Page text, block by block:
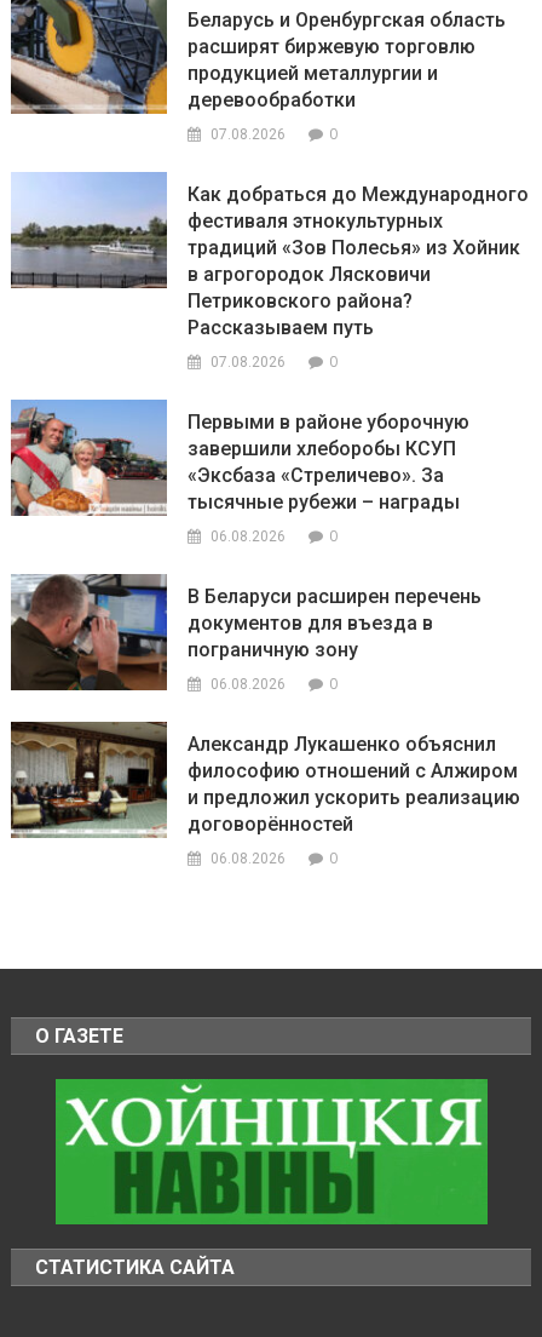
Беларусь и Оренбургская область
расширят биржевую торговлю
продукцией металлургии и
деревообработки
07.08.2026 0
Как добраться до Международного
фестиваля этнокультурных
традиций «Зов Полесья» из Хойник
в агрогородок Лясковичи
Петриковского района?
Рассказываем путь
07.08.2026 0
Первыми в районе уборочную
завершили хлеборобы КСУП
«Эксбаза «Стреличево». За
тысячные рубежи – награды
06.08.2026 0
В Беларуси расширен перечень
документов для въезда в
пограничную зону
06.08.2026 0
Александр Лукашенко объяснил
философию отношений с Алжиром
и предложил ускорить реализацию
договорённостей
06.08.2026 0
О ГАЗЕТЕ
СТАТИСТИКА САЙТА